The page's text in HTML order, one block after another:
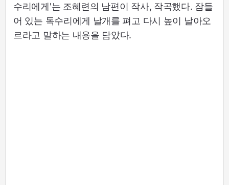
수리에게'는 조혜련의 남편이 작사, 작곡했다. 잠들
어 있는 독수리에게 날개를 펴고 다시 높이 날아오
르라고 말하는 내용을 담았다.